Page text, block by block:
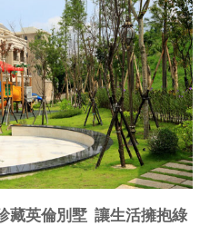
藏英倫別墅 讓生活擁抱綠